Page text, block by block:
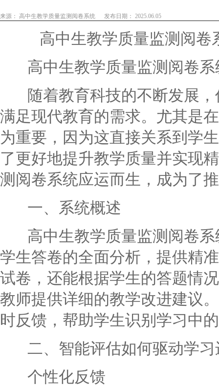
来源： 高中生教学质量监测阅卷系统 发布日期： 2025.06.05
高中生教学质量监测阅
高中生教学质量监测阅卷系
随着教育科技的不断发展，
满足现代教育的需求。尤其是
为重要，因为这直接关系到学
了更好地提升教学质量并实现
测阅卷系统应运而生，成为了
一、系统概述
高中生教学质量监测阅卷系
学生答卷的全面分析，提供精
试卷，还能根据学生的答题情
教师提供详细的教学改进建议
时反馈，帮助学生识别学习中
二、智能评估如何驱动学习
个性化反馈